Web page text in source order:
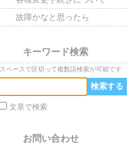
故障かなと思ったら
キーワード検索
スペースで区切って複数語検索が可能です
文章で検索
お問い合わせ